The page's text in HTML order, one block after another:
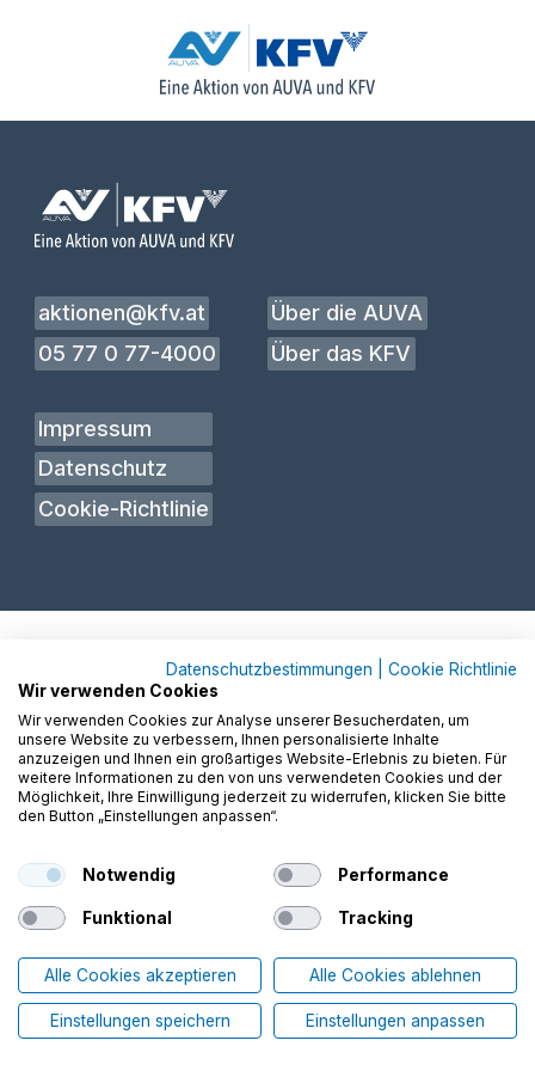
aktionen@kfv.at
05 77 0 77-4000
Über die AUVA
Über das KFV
Impressum
Datenschutz
Cookie-Richtlinie
Datenschutzbestimmungen
Cookie Richtlinie
Wir verwenden Cookies
Wir verwenden Cookies zur Analyse unserer Besucherdaten, um
unsere Website zu verbessern, Ihnen personalisierte Inhalte
anzuzeigen und Ihnen ein großartiges Website-Erlebnis zu bieten. Für
weitere Informationen zu den von uns verwendeten Cookies und der
Möglichkeit, Ihre Einwilligung jederzeit zu widerrufen, klicken Sie bitte
den Button „Einstellungen anpassen“.
Notwendig Performance
Funktional Tracking
Alle Cookies akzeptieren Alle Cookies ablehnen
Einstellungen speichern Einstellungen anpassen